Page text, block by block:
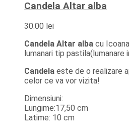
Candela Altar alba
30.00 lei
Candela Altar alba cu
lumanari tip pastila(lumanare
Candela este de o realizare
celor ce va vor vizita!
Dimensiuni:
Lungime:17,50 cm
Latime: 10 cm